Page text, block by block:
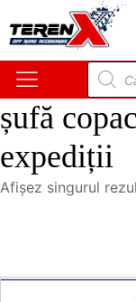
Products
search
șufă
expediții
Afișez singurul